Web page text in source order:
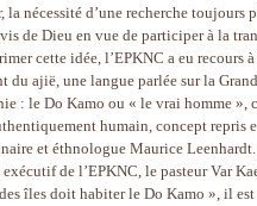
la nécessité d’une recherche toujours
de Dieu en vue de participer à la
cette idée, l’EPKNC a eu recours
du ajië, une langue parlée sur la
: le Do Kamo ou « le vrai homme »,
humain, concept repris
et éthnologue Maurice
de l’EPKNC, le pasteur Var
îles doit habiter le Do Kamo », il